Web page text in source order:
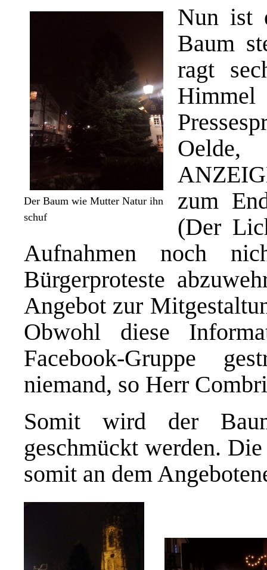
Der Baum wie Mutter Natur ihn
schuf
Nun ist
Baum
ragt
Oelde,
zum
(Der
Aufnahmen noch
Bürgerproteste
Angebot zur
Obwohl diese
Facebook-Gruppe
niemand, so Herr
Somit wird der
geschmückt werden.
somit an dem